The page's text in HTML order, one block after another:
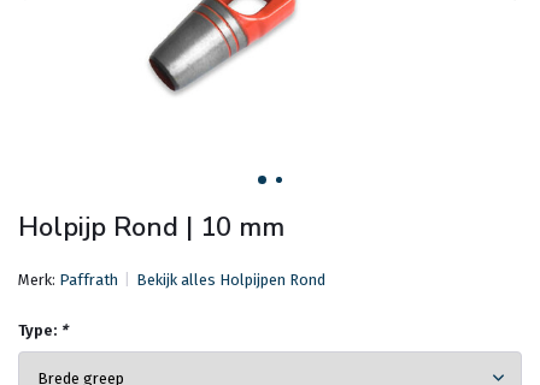
Holpijp Rond | 10 mm
Merk: Paffrath Bekijk alles Holpijpen Rond
Type: *